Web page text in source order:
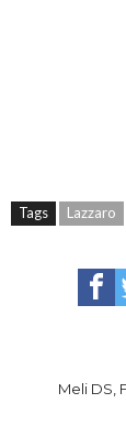
Tags Lazzaro
Meli DS,